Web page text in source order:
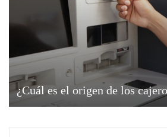
¿Cuál es el origen de los